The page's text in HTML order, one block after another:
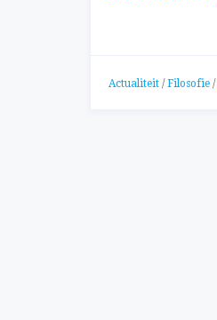
Actualiteit / Filosofie /